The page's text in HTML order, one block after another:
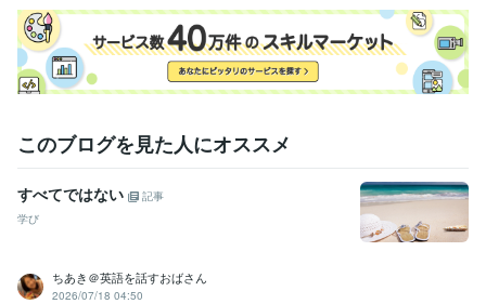
このブログを見た人にオススメ
すべてではない
記事
学び
ちあき＠英語を話すおばさん
2026/07/18 04:50